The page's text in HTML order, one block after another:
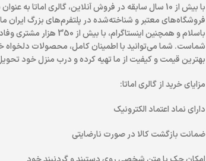
با بیش از 10 سال سابقه در فروش آنلاین، گالری اماتا به
فروشگاه‌های معتبر و شناخته‌شده در پلتفرم‌های بزرگ ایران
باسلام و همچنین اینستاگرام، با بیش
شماست. شما می‌توانید با اطمینان کامل، محصولات دلخواه
بهترین قیمت و کیفیت از ما تهیه کرده و درب منزل خود
مزایای خرید از گالری اماتا:
دارای نماد اعتماد الکترونیک
ضمانت بازگشت کالا در صورت نارضایتی